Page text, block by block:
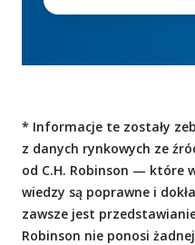
* Informacje te zostały
z danych rynkowych ze
od C.H. Robinson — które
wiedzy są poprawne i
zawsze jest
Robinson nie ponosi